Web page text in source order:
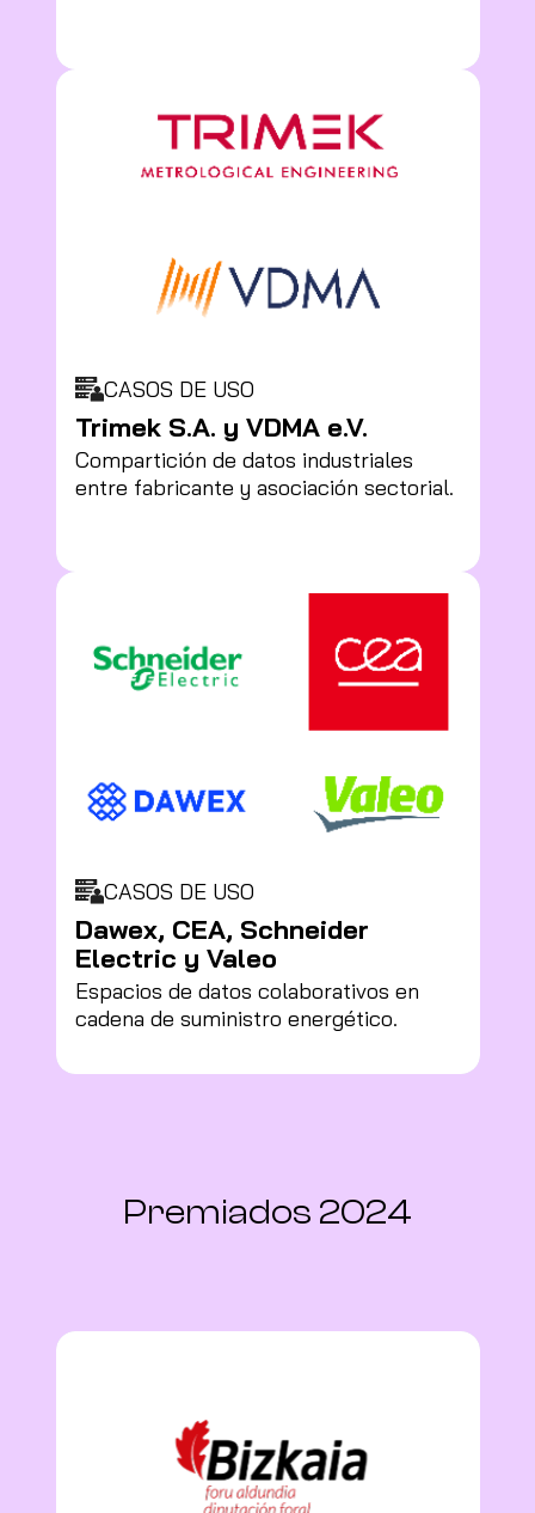
CASOS DE USO
Trimek S.A. y VDMA e.V.
Compartición de datos industriales
entre fabricante y asociación sectorial.
CASOS DE USO
Dawex, CEA, Schneider
Electric y Valeo
Espacios de datos colaborativos en
cadena de suministro energético.
Premiados 2024